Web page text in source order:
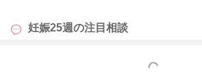
た、水分・塩分の適度な補給により、ふら
どうかご無理せず、お身体を第一にお過ご
妊娠25週の注目相談
もっと見る